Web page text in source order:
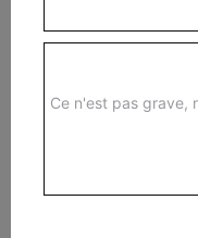
Ce n'est pas grave,